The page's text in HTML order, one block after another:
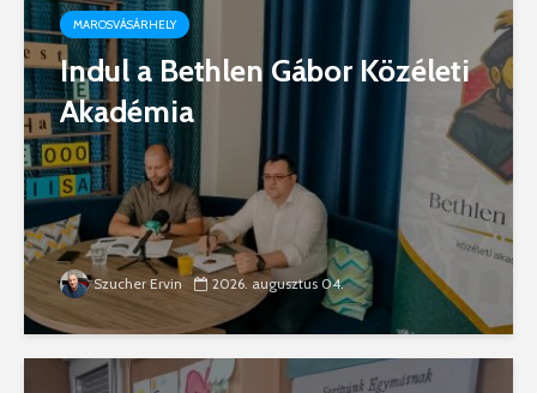
MAROSVÁSÁRHELY
Indul a Bethlen Gábor Közéleti
Akadémia
Szucher Ervin 2026. augusztus 04.